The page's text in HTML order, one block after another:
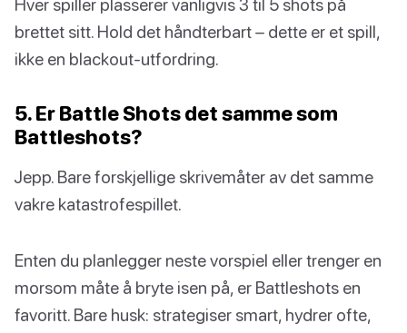
Hver spiller plasserer vanligvis 3 til 5 shots på
brettet sitt. Hold det håndterbart – dette er et spill,
ikke en blackout-utfordring.
5. Er Battle Shots det samme som
Battleshots?
Jepp. Bare forskjellige skrivemåter av det samme
vakre katastrofespillet.
Enten du planlegger neste vorspiel eller trenger en
morsom måte å bryte isen på, er Battleshots en
favoritt. Bare husk: strategiser smart, hydrer ofte,